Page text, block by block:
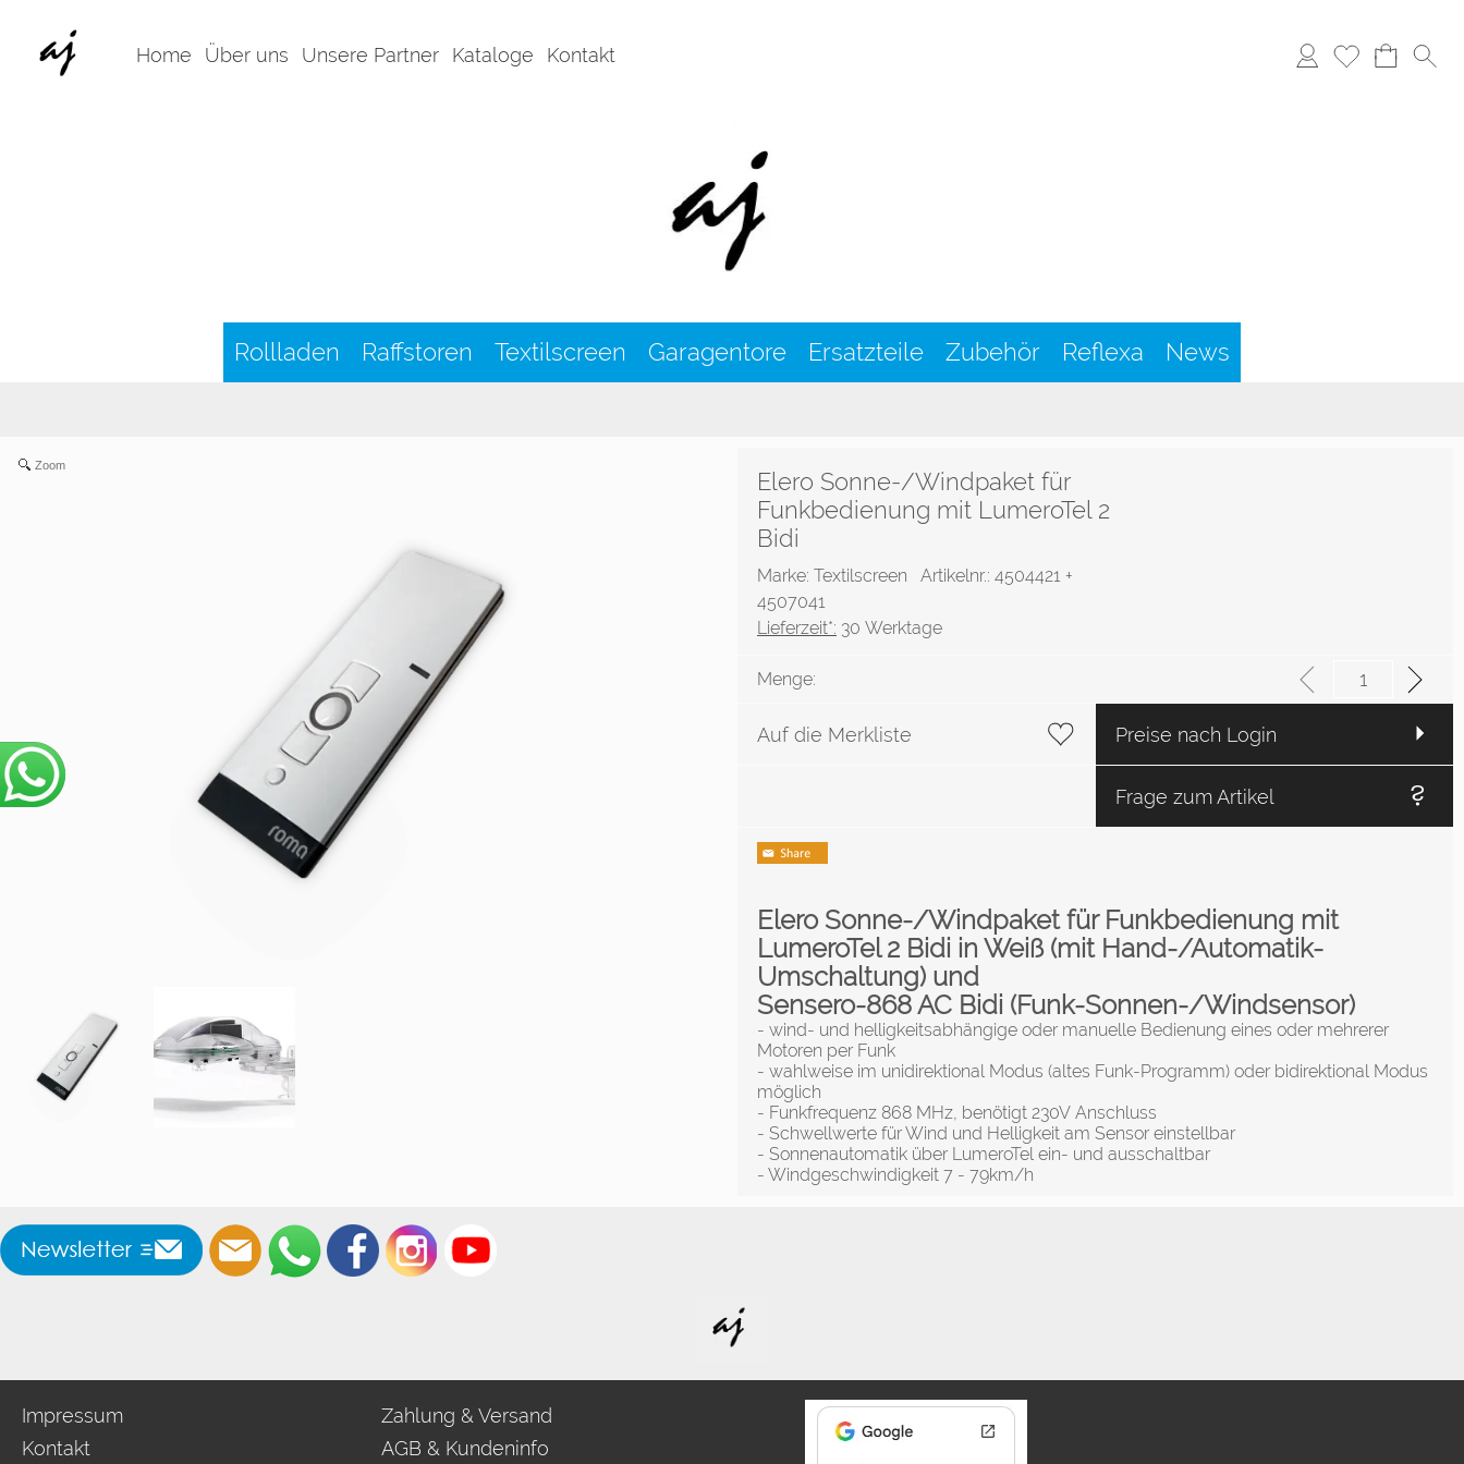
Home Über uns Unsere Partner Kataloge Kontakt
Rollladen Raffstoren Textilscreen Garagentore Ersatzteile Zubehör Reflexa News
Zoom
Elero Sonne-/Windpaket für
Funkbedienung mit LumeroTel 2
Bidi
Marke: Textilscreen Artikelnr.: 4504421 +
4507041
Lieferzeit*: 30 Werktage
Menge:
Auf die Merkliste Preise nach Login
Frage zum Artikel
Elero Sonne-/Windpaket für Funkbedienung mit
LumeroTel 2 Bidi in Weiß (mit Hand-/Automatik-
Umschaltung) und
Sensero-868 AC Bidi (Funk-Sonnen-/Windsensor)
- wind- und helligkeitsabhängige oder manuelle Bedienung eines oder mehrerer
Motoren per Funk
- wahlweise im unidirektional Modus (altes Funk-Programm) oder bidirektional Modus
möglich
- Funkfrequenz 868 MHz, benötigt 230V Anschluss
- Schwellwerte für Wind und Helligkeit am Sensor einstellbar
- Sonnenautomatik über LumeroTel ein- und ausschaltbar
- Windgeschwindigkeit 7 - 79km/h
Impressum
Kontakt
Zahlung & Versand
AGB & Kundeninfo